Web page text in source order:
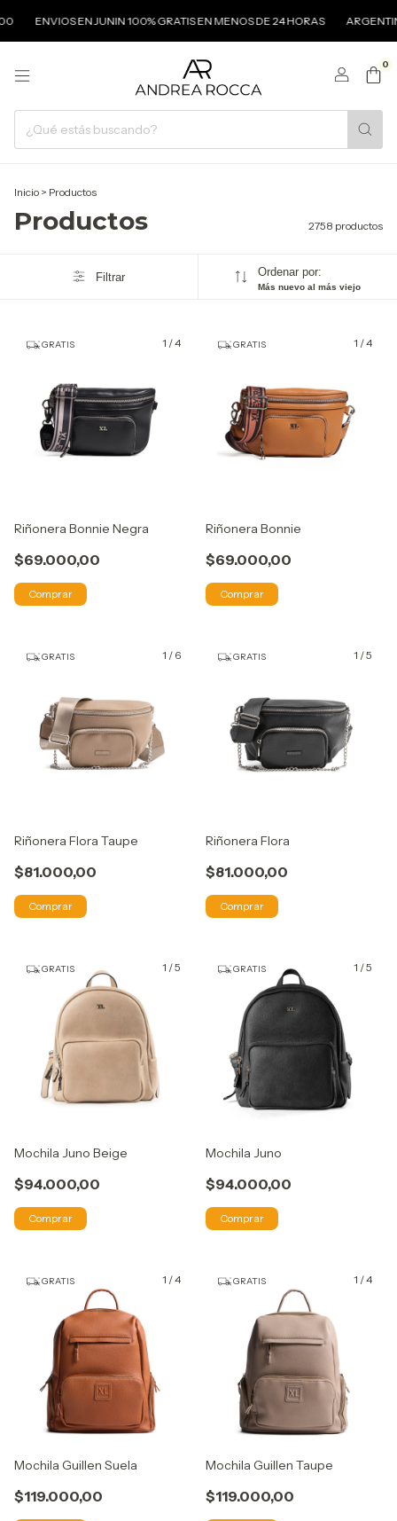
EN JUNIN 100% GRATIS EN MENOS DE 24 HORAS ARGENTINA
0
Inicio > Productos
Productos 2758 productos
Filtrar Ordenar por:
Más nuevo al más viejo
1 /4
GRATIS
Riñonera Bonnie Negra
$69.000,00
Comprar
1 /4
GRATIS
Riñonera Bonnie
$69.000,00
Comprar
1 / 6
GRATIS
Riñonera Flora Taupe
$81.000,00
Comprar
1 /5
GRATIS
Riñonera Flora
$81.000,00
Comprar
1 /5
GRATIS
Mochila Juno Beige
$94.000,00
Comprar
1 /5
GRATIS
Mochila Juno
$94.000,00
Comprar
1 /4
GRATIS
Mochila Guillen Suela
$119.000,00
1 /4
GRATIS
Mochila Guillen Taupe
$119.000,00